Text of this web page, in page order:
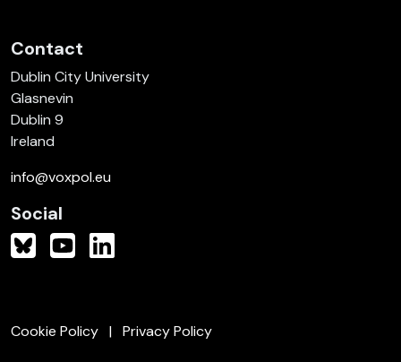
Contact
Dublin City University
Glasnevin
Dublin 9
Ireland
info@voxpol.eu
Social
Cookie Policy
Privacy Policy